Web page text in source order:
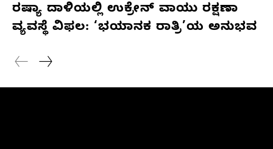
ರಷ್ಯಾ ದಾಳಿಯಲ್ಲಿ ಉಕ್ರೇನ್ ವಾಯು ರಕ್ಷಣಾ
ವ್ಯವಸ್ಥೆ ವಿಫಲ: ‘ಭಯಾನಕ ರಾತ್ರಿ’ಯ ಅನುಭವ